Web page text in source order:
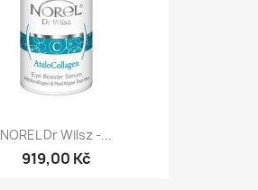
NOREL Dr Wilsz -...
919,00 Kč